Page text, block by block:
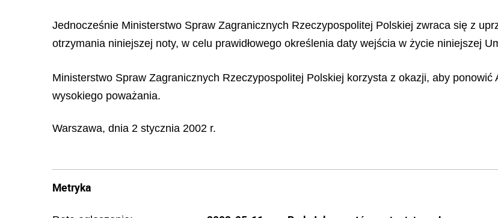
Jednocześnie Ministerstwo Spraw Zagranicznych Rzeczypospolitej Polskiej zwraca się z
otrzymania niniejszej noty, w celu prawidłowego określenia daty wejścia w życie niniejszej
Ministerstwo Spraw Zagranicznych Rzeczypospolitej Polskiej korzysta z okazji, aby
wysokiego poważania.
Warszawa, dnia 2 stycznia 2002 r.
Metryka